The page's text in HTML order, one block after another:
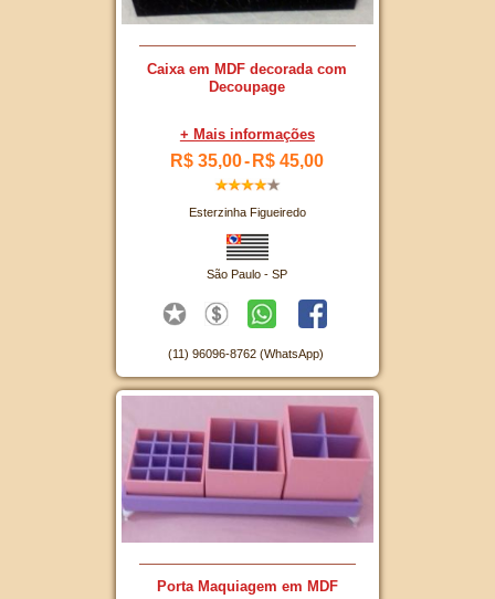
Caixa em MDF decorada com
Decoupage
+ Mais informações
R$ 35,00- R$ 45,00
Esterzinha Figueiredo
São Paulo - SP
(11) 96096-8762 (WhatsApp)
Porta Maquiagem em MDF